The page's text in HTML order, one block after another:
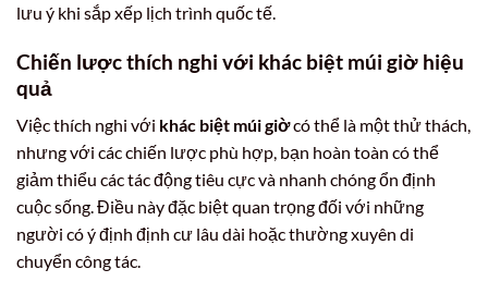
lưu ý khi sắp xếp lịch trình quốc tế.
Chiến lược thích nghi với khác biệt múi giờ hiệu
quả
Việc thích nghi với khác biệt múi giờcó thể là một thử thách,
nhưng với các chiến lược phù hợp, bạn hoàn toàn có thể
giảm thiểu các tác động tiêu cực và nhanh chóng ổn định
cuộc sống. Điều này đặc biệt quan trọng đối với những
người có ý định định cư lâu dài hoặc thường xuyên di
chuyển công tác.